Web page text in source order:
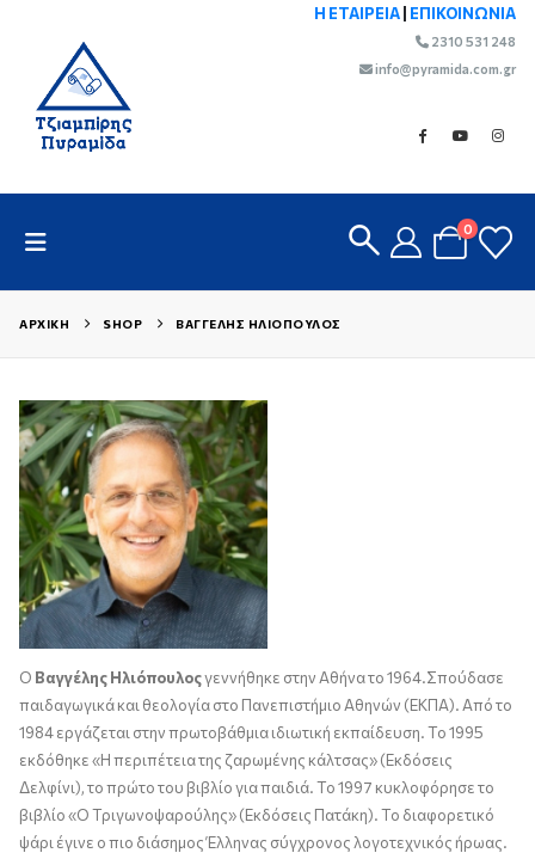
Η ΕΤΑΙΡΕΙΑ ΕΠΙΚΟΙΝΩΝΙΑ
2310 531 248
info@pyramida.com.gr
0
ΑΡΧΙΚΉ SHOP ΒΑΓΓΈΛΗΣ ΗΛΙΌΠΟΥΛΟΣ
Ο Βαγγέλης Ηλιόπουλοςγεννήθηκε στην Αθήνα το 1964.Σπούδασε
παιδαγωγικά και θεολογία στο Πανεπιστήμιο Αθηνών (ΕΚΠΑ). Από το
1984 εργάζεται στην πρωτοβάθμια ιδιωτική εκπαίδευση. Το 1995
εκδόθηκε «Η περιπέτεια της ζαρωμένης κάλτσας» (Εκδόσεις
Δελφίνι), το πρώτο του βιβλίο για παιδιά. Το 1997 κυκλοφόρησε το
βιβλίο «Ο Τριγωνοψαρούλης» (Εκδόσεις Πατάκη). Το διαφορετικό
ψάρι έγινε ο πιο διάσημος Έλληνας σύγχρονος λογοτεχνικός ήρωας.